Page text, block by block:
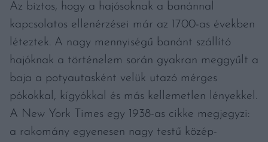
Az biztos, hogy a hajósoknak a banánnal
kapcsolatos ellenérzései már az 1700-as években
léteztek. A nagy mennyiségű banánt szállító
hajóknak a történelem során gyakran meggyűlt a
baja a potyautasként velük utazó mérges
pókokkal, kígyókkal és más kellemetlen lényekkel.
A New York Times egy 1938-as cikke megjegyzi:
a rakomány egyenesen nagy testű közép-